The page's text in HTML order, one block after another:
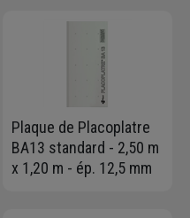
Plaque de Placoplatre
BA13 standard - 2,50 m
x 1,20 m - ép. 12,5 mm